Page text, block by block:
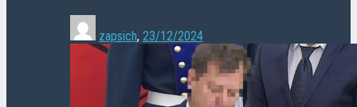
zapsich, 23/12/2024